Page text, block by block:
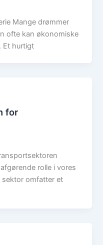
Mange drømmer
ofte kan økonomiske
Et hurtigt
for
rolle i vores
omfatter et